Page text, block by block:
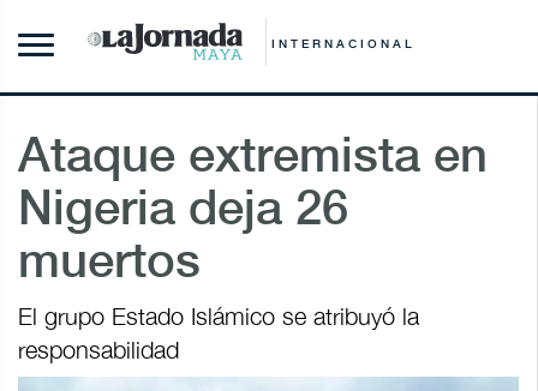
INTERNACIONAL
Ataque extremista en
Nigeria deja 26
muertos
El grupo Estado Islámico se atribuyó la
responsabilidad